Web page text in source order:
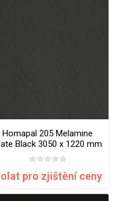
Homapal 205 Melamine
Black 3050 x 1220 mm
x 1 mm
pro zjištění ceny